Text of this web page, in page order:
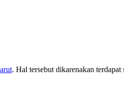
. Hal tersebut dikarenakan terdapat